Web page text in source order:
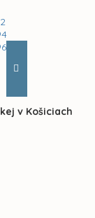
v Košiciach